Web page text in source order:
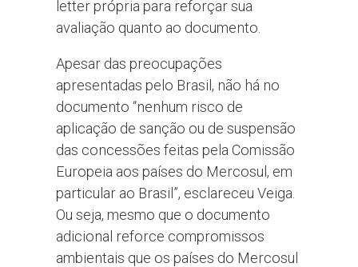
letter própria para reforçar sua
avaliação quanto ao documento.
Apesar das preocupações
apresentadas pelo Brasil, não há no
documento “nenhum risco de
aplicação de sanção ou de suspensão
das concessões feitas pela Comissão
Europeia aos países do Mercosul, em
particular ao Brasil”, esclareceu Veiga.
Ou seja, mesmo que o documento
adicional reforce compromissos
ambientais que os países do Mercosul